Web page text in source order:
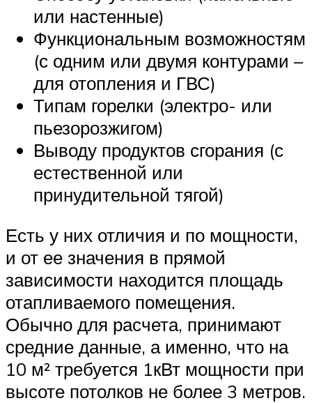
или настенные)
Функциональным возможностям
(с одним или двумя контурами –
для отопления и ГВС)
Типам горелки (электро- или
пьезорозжигом)
Выводу продуктов сгорания (с
естественной или
принудительной тягой)
Есть у них отличия и по мощности,
и от ее значения в прямой
зависимости находится площадь
отапливаемого помещения.
Обычно для расчета, принимают
средние данные, а именно, что на
10 м² требуется 1кВт мощности при
высоте потолков не более 3 метров.